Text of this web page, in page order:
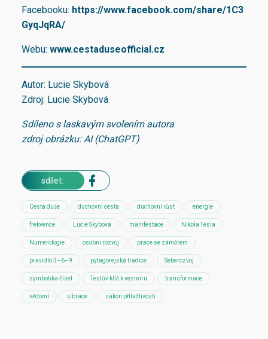
Facebooku: https://www.facebook.com/share/1C3
GyqJqRA/
Webu: www.cestaduseofficial.cz
Autor: Lucie Skybová
Zdroj: Lucie Skybová
Sdíleno s laskavým svolením autora.
zdroj obrázku: AI (ChatGPT)
sdílet:
Cesta duše duchovní cesta duchovní růst energie
frekvence Lucie Skybová manifestace Nikola Tesla
Numerologie osobní rozvoj práce se záměrem
pravidlo 3–6–9 pytagorejská tradice Seberozvoj
symbolika čísel Teslův klíč k vesmíru transformace
vědomí vibrace zákon přitažlivosti